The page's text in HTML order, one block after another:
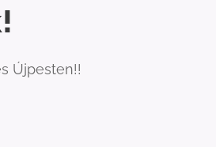
Újpesten!!